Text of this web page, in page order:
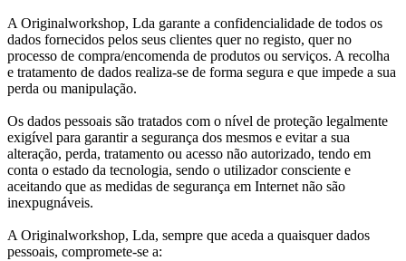
A Originalworkshop, Lda garante a confidencialidade de todos os
dados fornecidos pelos seus clientes quer no registo, quer no
processo de compra/encomenda de produtos ou serviços. A recolha
e tratamento de dados realiza-se de forma segura e que impede a sua
perda ou manipulação.
Os dados pessoais são tratados com o nível de proteção legalmente
exigível para garantir a segurança dos mesmos e evitar a sua
alteração, perda, tratamento ou acesso não autorizado, tendo em
conta o estado da tecnologia, sendo o utilizador consciente e
aceitando que as medidas de segurança em Internet não são
inexpugnáveis.
A Originalworkshop, Lda, sempre que aceda a quaisquer dados
pessoais, compromete-se a: